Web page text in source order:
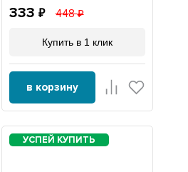
333 448
Купить в 1 клик
в корзину